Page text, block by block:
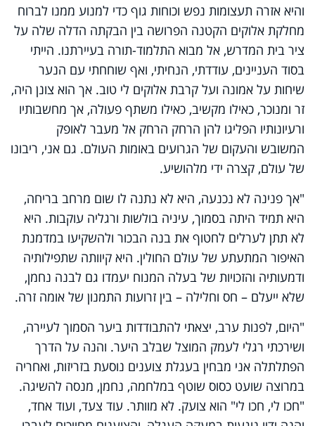
והיא אזרה תעצומות נפש וכוחות גוף כדי למנוע ממנו לברוח
מחלקת אלוקים הקטנה הפרושה בין הבקתה הדלה שלה על
ציר בית המדרש, אל מבוא התלמוד-תורה בעיירתנו. הייתי
בסוד העניינים, עודדתי, הנחיתי, ואף שוחחתי עם הנער
שיחות על אמונה ועל קרבת אלוקים לי טוב. אך הוא צונן היה,
זר ומנוכר, כאילו מקשיב, כאילו משתף פעולה, אך מחשבותיו
ורעיונותיו הפליגו להן הרחק הרחק אל מעבר לאופק
המשובש והעקום של הגרועים באומות העולם. גם אני, ריבונו
של עולם, קצרה ידי מלהושיע.
"אך פנינה לא נכנעה, היא לא נתנה לו שום מרחב בריחה,
היא תמיד היתה בסמוך, עיניה בולשות ורגליה עוקבות. היא
לא תתן לערלים לחטוף את בנה הבכור ולהשקיעו במדמנת
האיפור המתעתע של עולם החולין. היא קיוותה שתפילותיה
ודמעותיה והזכויות של בעלה המנוח יעמדו גם לבנה נחמן,
שלא ייעלם – חס וחלילה – בין זרועות התמנון של אומה זרה.
"היום, לפנות ערב, יצאתי להתבודדות ביער הסמוך לעיירה,
ושירכתי רגלי לעמק המוצל שבלב היער. והנה על הדרך
הפתלתלה אני מבחין בעגלת צוענים נוסעת בזריזות, ואחריה
במרוצה שועט כסוס שוטף במלחמה, נחמן, מנסה להשיגה.
"חכו לי, חכו לי" הוא צועק. לא מוותר. עוד צעד, ועוד אחד,